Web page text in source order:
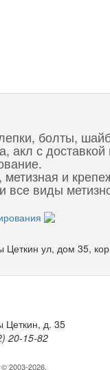
болты,
с
и
виды
Цеткин ул, дом 35,
Цеткин, д. 35
20-15-82
2003-2026.